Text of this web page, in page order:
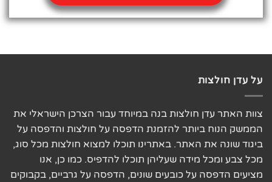
על עדן חולצות
צוות האתר עדן חולצות בנה במיוחד עבור הצרכן הישראלי את
הממשק הנוח ביותר להזמנת הדפסה על חולצות והדפסה על
ביגוד שונה את האתר. באתרינו תוכלו למצוא חולצות מכל סוג,
מכל צבע ומכל מידה שעליהן תוכלו להדפיס. כמו כן, אנו
מציעים הדפסה על כובעים שונים, הדפסה על גרביים, בקבוקים